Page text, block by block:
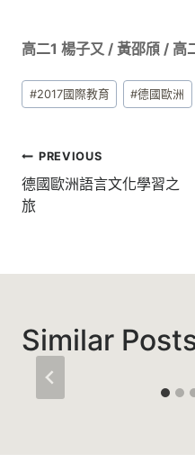
高二1 楊子又 / 黃邵頎 /
Post
Tags:
#2017國際教育 #德國歐洲
文
章
導
PREVIOUS
德國歐洲語言文化學習之
旅
Similar